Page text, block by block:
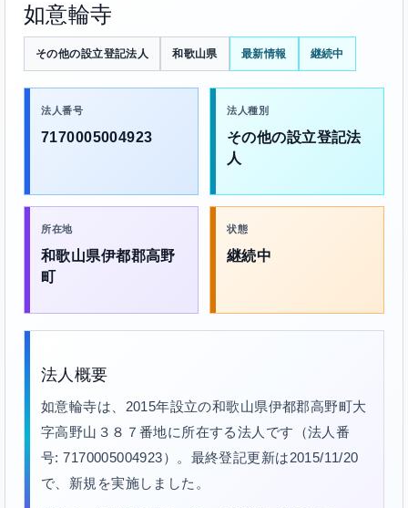
如意輪寺
その他の設立登記法人 和歌山県 最新情報 継続中
法人番号
7170005004923
法人種別
その他の設立登記法
人
所在地
和歌山県伊都郡高野
町
状態
継続中
法人概要
如意輪寺は、2015年設立の和歌山県伊都郡高野町大
字高野山３８７番地に所在する法人です（法人番
号: 7170005004923）。最終登記更新は2015/11/20
で、新規を実施しました。